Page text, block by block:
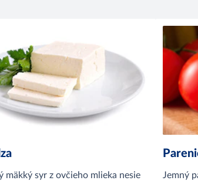
mäkký syr z ovčieho mlieka nesie
Jemný